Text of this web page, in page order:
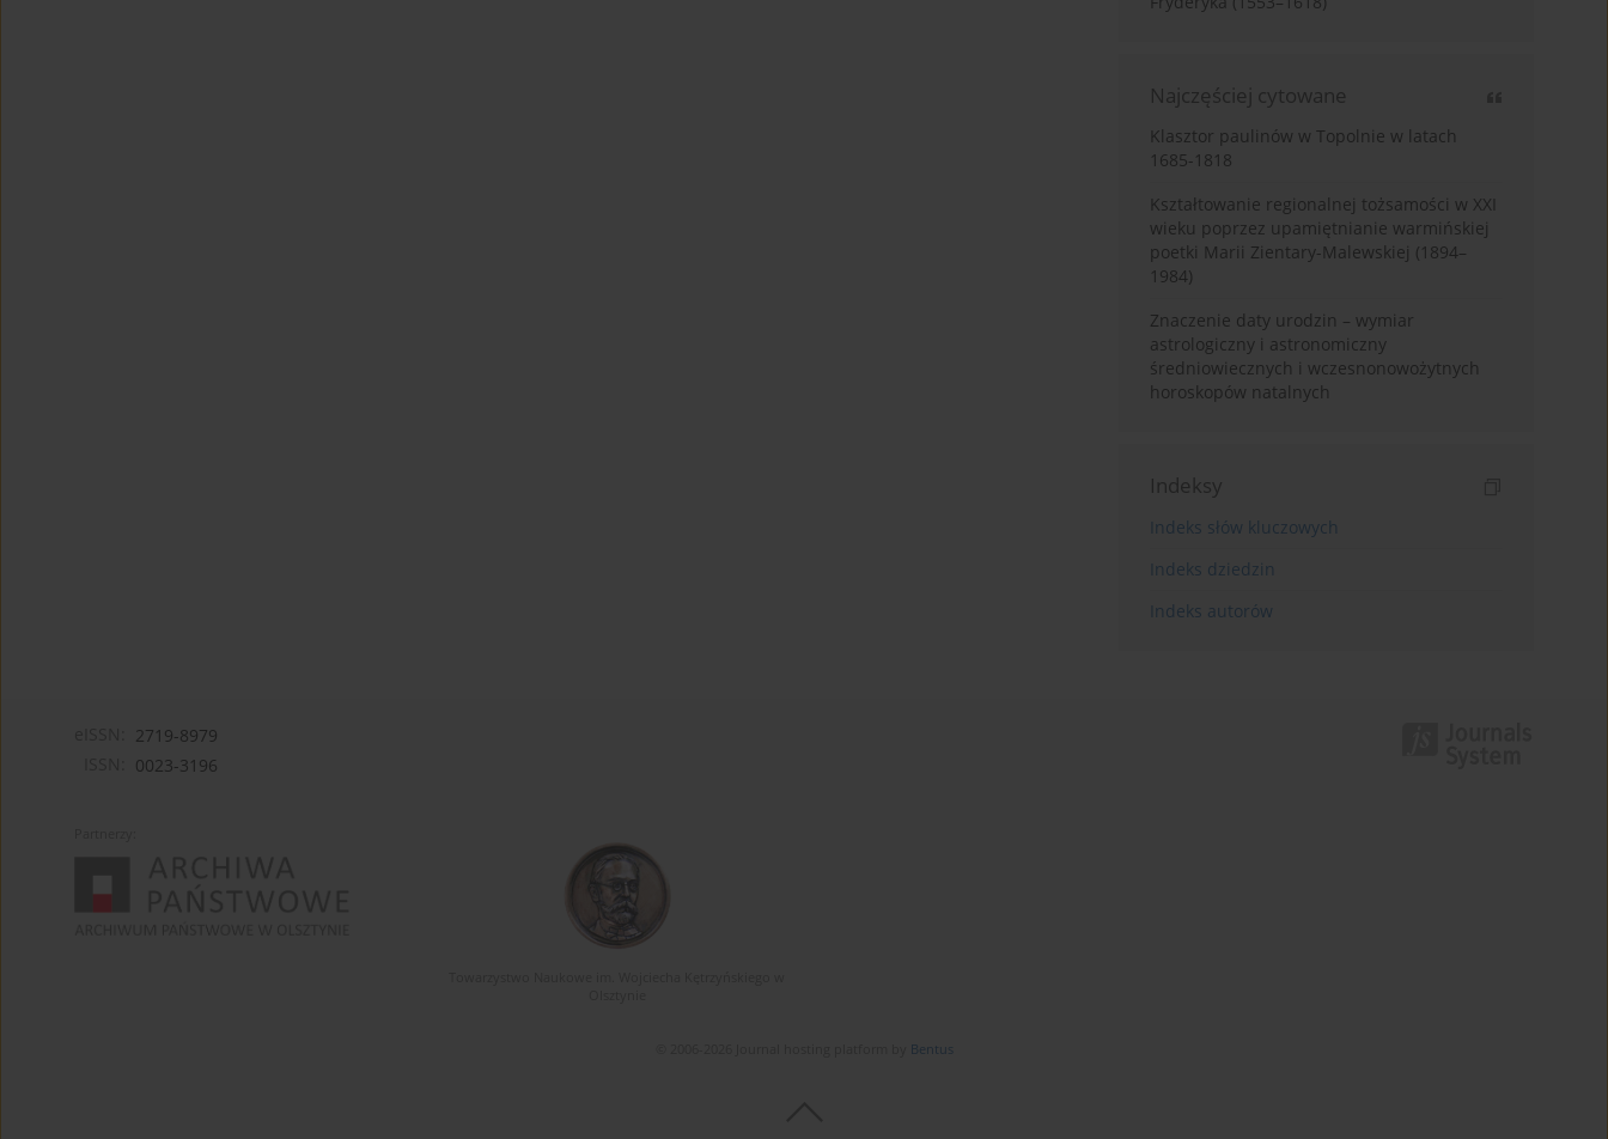
Najczęściej cytowane
Klasztor paulinów w Topolnie w latach
1685-1818
Kształtowanie regionalnej tożsamości w XXI
wieku poprzez upamiętnianie warmińskiej
poetki Marii Zientary-Malewskiej (1894–
1984)
Znaczenie daty urodzin – wymiar
astrologiczny i astronomiczny
średniowiecznych i wczesnonowożytnych
horoskopów natalnych
Indeksy
Indeks słów kluczowych
Indeks dziedzin
Indeks autorów
2719-8979
0023-3196
Bentus